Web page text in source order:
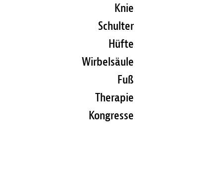
Knie
Schulter
Hüfte
Wirbelsäule
Fuß
Therapie
Kongresse